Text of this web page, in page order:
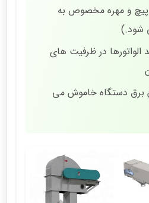
(به واسطه ی 2 تا 4 پیچ و مهره مخصوص به
شود.)
الواتورها در ظرفیت های
برق دستگاه خاموش می